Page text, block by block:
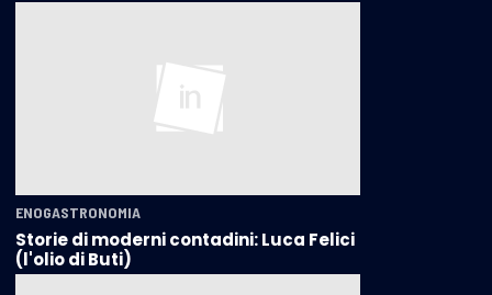
ENOGASTRONOMIA
Storie di moderni contadini: Luca Felici
(l'olio di Buti)